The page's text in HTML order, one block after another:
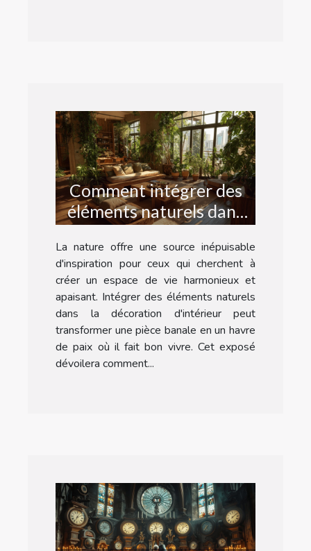
Comment intégrer des
éléments naturels dans
votre décoration
d'intérieur
La nature offre une source inépuisable
d'inspiration pour ceux qui cherchent à
créer un espace de vie harmonieux et
apaisant. Intégrer des éléments naturels
dans la décoration d'intérieur peut
transformer une pièce banale en un havre
de paix où il fait bon vivre. Cet exposé
dévoilera comment...